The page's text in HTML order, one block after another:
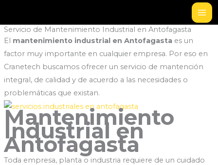
contenido
Servicio de Mantenimiento Industrial en Antofagasta
El mantenimiento industrial en Antofagastaes un
factor muy importante en cualquier empresa. Por eso en
Cranetech buscamos ofrecer un servicio de mantención
integral, de calidad y de acuerdo a las necesidades o
problemáticas que existan.
Mantenimiento
Industrial en
Antofagasta
Toda empresa, planta o industria requiere de un cuidado